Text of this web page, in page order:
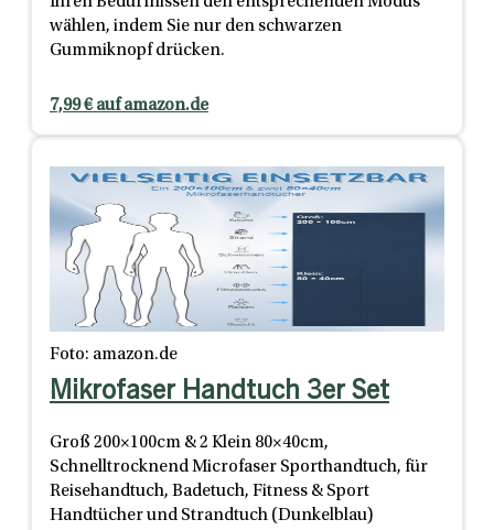
wählen, indem Sie nur den schwarzen
Gummiknopf drücken.
7,99 € auf amazon.de
Foto: amazon.de
Mikrofaser Handtuch 3er Set
Groß 200×100cm & 2 Klein 80×40cm,
Schnelltrocknend Microfaser Sporthandtuch, für
Reisehandtuch, Badetuch, Fitness & Sport
Handtücher und Strandtuch (Dunkelblau)